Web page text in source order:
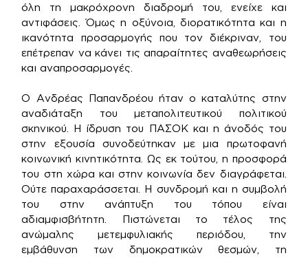
όλη τη μακρόχρονη διαδρομή του, ενείχε και
αντιφάσεις. Όμως η οξύνοια, διορατικότητα και η
ικανότητα προσαρμογής που τον διέκριναν, του
επέτρεπαν να κάνει τις απαραίτητες αναθεωρήσεις
και αναπροσαρμογές.
Ο Ανδρέας Παπανδρέου ήταν ο καταλύτης στην
αναδιάταξη του μεταπολιτευτικού πολιτικού
σκηνικού. Η ίδρυση του ΠΑΣΟΚ και η άνοδός του
στην εξουσία συνοδεύτηκαν με μια πρωτοφανή
κοινωνική κινητικότητα. Ως εκ τούτου, η προσφορά
του στη χώρα και στην κοινωνία δεν διαγράφεται.
Ούτε παραχαράσσεται. Η συνδρομή και η συμβολή
του στην ανάπτυξη του τόπου είναι
αδιαμφισβήτητη. Πιστώνεται το τέλος της
ανώμαλης μετεμφυλιακής περιόδου, την
εμβάθυνση των δημοκρατικών θεσμών, τη